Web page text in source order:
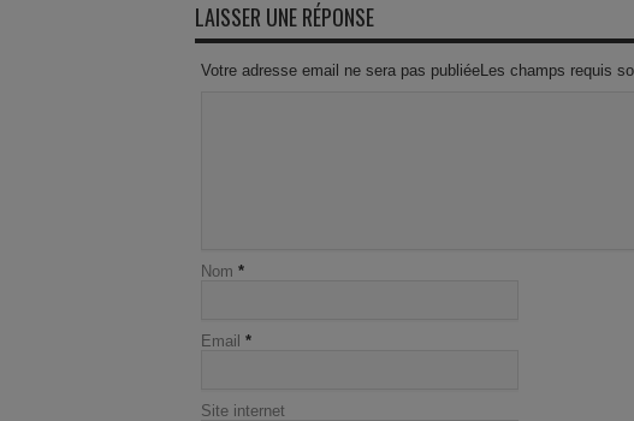
LAISSER UNE RÉPONSE
Votre adresse email ne sera pas publiéeLes champs requis
Nom *
Email *
Site internet